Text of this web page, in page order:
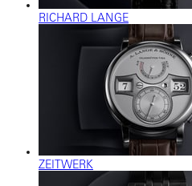
RICHARD LANGE
ZEITWERK